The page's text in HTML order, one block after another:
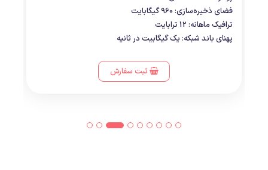
فضای ذخیره‌سازی: 960 گیگابایت
ترافیک ماهانه: 12 ترابایت
پهنای باند شبکه: یک گیگابیت در ثانیه
ثبت سفارش